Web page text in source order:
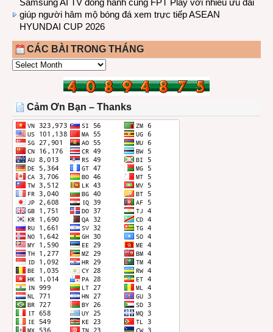
Samsung AI TV đồng hành cùng FPT Play với nhiều ưu đãi
giúp người hâm mộ bóng đá xem trực tiếp ASEAN
HYUNDAI CUP 2026
CÁC BÀI TRONG THÁNG
CÁC
THÁNG
Cảm Ơn Bạn – Thanks